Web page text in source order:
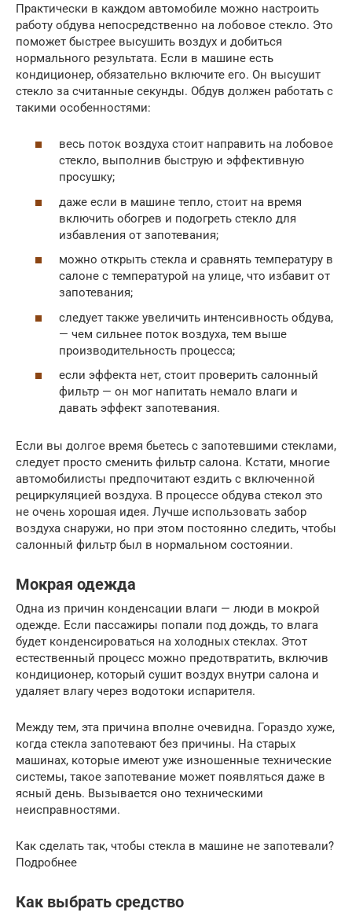
Практически в каждом автомобиле можно настроить
работу обдува непосредственно на лобовое стекло. Это
поможет быстрее высушить воздух и добиться
нормального результата. Если в машине есть
кондиционер, обязательно включите его. Он высушит
стекло за считанные секунды. Обдув должен работать с
такими особенностями:
весь поток воздуха стоит направить на лобовое
стекло, выполнив быструю и эффективную
просушку;
даже если в машине тепло, стоит на время
включить обогрев и подогреть стекло для
избавления от запотевания;
можно открыть стекла и сравнять температуру в
салоне с температурой на улице, что избавит от
запотевания;
следует также увеличить интенсивность обдува,
— чем сильнее поток воздуха, тем выше
производительность процесса;
если эффекта нет, стоит проверить салонный
фильтр — он мог напитать немало влаги и
давать эффект запотевания.
Если вы долгое время бьетесь с запотевшими стеклами,
следует просто сменить фильтр салона. Кстати, многие
автомобилисты предпочитают ездить с включенной
рециркуляцией воздуха. В процессе обдува стекол это
не очень хорошая идея. Лучше использовать забор
воздуха снаружи, но при этом постоянно следить, чтобы
салонный фильтр был в нормальном состоянии.
Мокрая одежда
Одна из причин конденсации влаги — люди в мокрой
одежде. Если пассажиры попали под дождь, то влага
будет конденсироваться на холодных стеклах. Этот
естественный процесс можно предотвратить, включив
кондиционер, который сушит воздух внутри салона и
удаляет влагу через водотоки испарителя.
Между тем, эта причина вполне очевидна. Гораздо хуже,
когда стекла запотевают без причины. На старых
машинах, которые имеют уже изношенные технические
системы, такое запотевание может появляться даже в
ясный день. Вызывается оно техническими
неисправностями.
Как сделать так, чтобы стекла в машине не запотевали?
Подробнее
Как выбрать средство